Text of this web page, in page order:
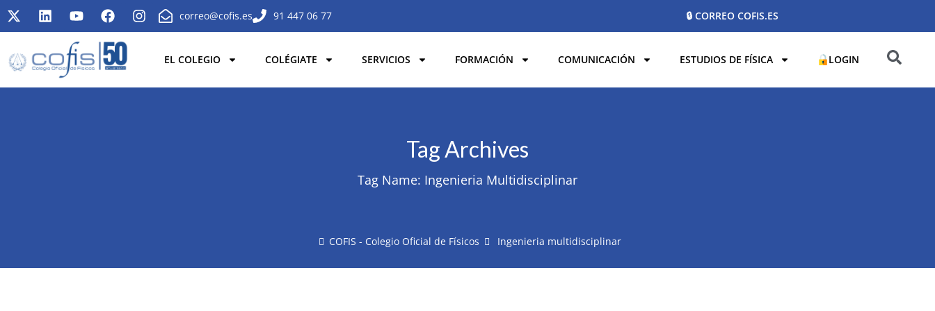
correo@cofis.es 91 447 06 77 🔒 CORREO COFIS.ES
EL COLEGIO COLÉGIATE SERVICIOS FORMACIÓN COMUNICACIÓN ESTUDIOS DE FÍSICA LOGIN
Tag Archives
Tag Name: Ingenieria Multidisciplinar
COFIS - Colegio Oficial de Físicos Ingenieria multidisciplinar